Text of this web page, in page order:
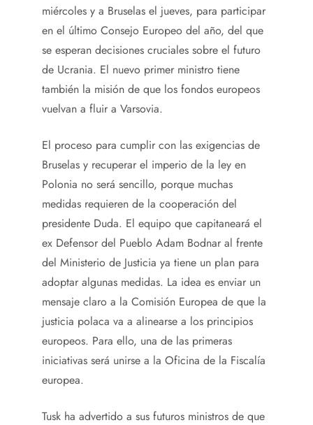
miércoles y a Bruselas el jueves, para participar
en el último Consejo Europeo del año, del que
se esperan decisiones cruciales sobre el futuro
de Ucrania. El nuevo primer ministro tiene
también la misión de que los fondos europeos
vuelvan a fluir a Varsovia.
El proceso para cumplir con las exigencias de
Bruselas y recuperar el imperio de la ley en
Polonia no será sencillo, porque muchas
medidas requieren de la cooperación del
presidente Duda. El equipo que capitaneará el
ex Defensor del Pueblo Adam Bodnar al frente
del Ministerio de Justicia ya tiene un plan para
adoptar algunas medidas. La idea es enviar un
mensaje claro a la Comisión Europea de que la
justicia polaca va a alinearse a los principios
europeos. Para ello, una de las primeras
iniciativas será unirse a la Oficina de la Fiscalía
europea.
Tusk ha advertido a sus futuros ministros de que